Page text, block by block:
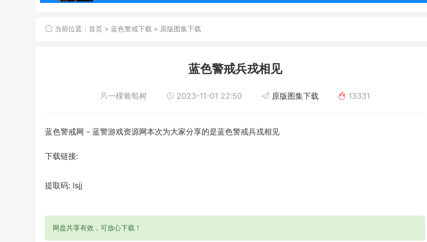
当前位置： 首页 > 蓝色警戒下载 > 原版图集下载
蓝色警戒兵戎相见
一棵葡萄树 2023-11-01 22:50 原版图集下载 13331
蓝色警戒网 - 蓝警游戏资源网本次为大家分享的是蓝色警戒兵戎相见
下载链接:
提取码: lsjj
网盘共享有效，可放心下载！